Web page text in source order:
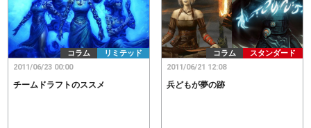
コラム リミテッド
チームドラフトのススメ
2011/06/23 00:00
コラム スタンダード
兵どもが夢の跡
2011/06/21 12:08